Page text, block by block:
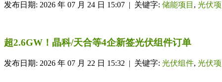
发布日期: 2026 年 07 月 24 日 15:07 | 关键字: 储能项目 , 光伏项
超2.6GW！晶科/天合等4企新签光伏组件订单
发布日期: 2026 年 07 月 22 日 15:32 | 关键字: 光伏组件, 光伏项